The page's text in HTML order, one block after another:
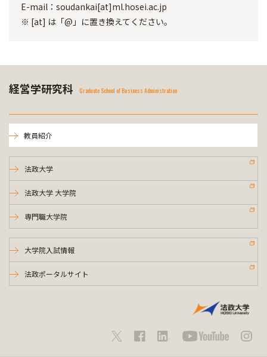
E-mail：soudankai[at]ml.hosei.ac.jp
※ [at] は「@」に置き換えてください。
経営学研究科 Graduate School of Business Administration
教員紹介
法政大学
法政大学 大学院
専門職大学院
大学院入試情報
法政ポータルサイト